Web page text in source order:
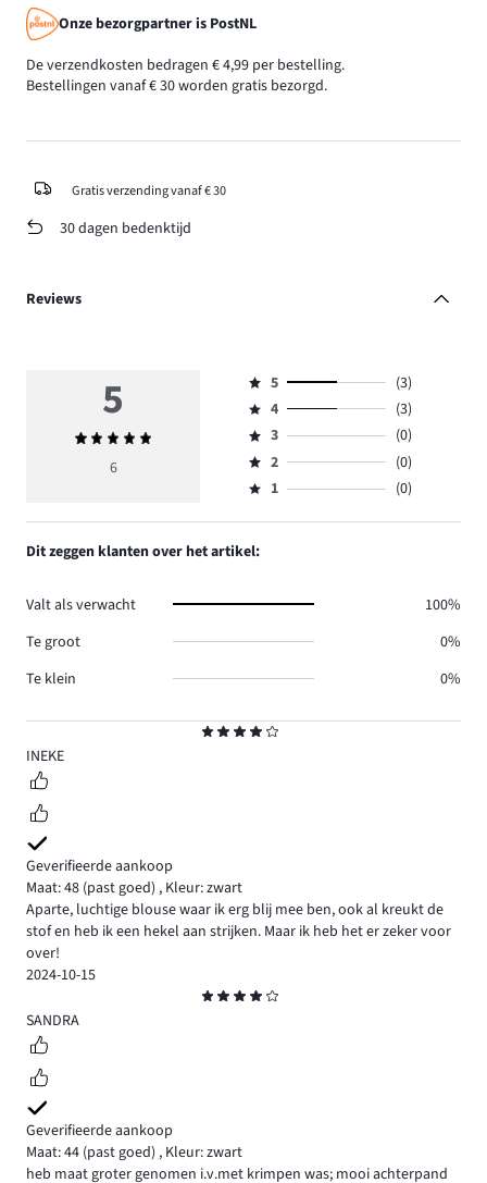
Onze bezorgpartner is PostNL
De verzendkosten bedragen € 4,99 per bestelling.
Bestellingen vanaf € 30 worden gratis bezorgd.
Gratis verzending vanaf € 30
30 dagen bedenktijd
Reviews
4
INEKE
Geverifieerde aankoop
Maat: 48 (past goed) , Kleur: zwart
Aparte, luchtige blouse waar ik erg blij mee ben, ook al kreukt de
stof en heb ik een hekel aan strijken. Maar ik heb het er zeker voor
over!
2024-10-15
4
SANDRA
Geverifieerde aankoop
Maat: 44 (past goed) , Kleur: zwart
heb maat groter genomen i.v.met krimpen was; mooi achterpand
5
Gemiddelde
beoordeling
6
Beoordeling
5,
aantal
reviews
3.
5
(3)
Beoordeling
4,
aantal
reviews
4
(3)
Beoordeling
3,
aantal
3
(0)
Beoordeling
2,
0.
2
(0)
Beoordeling
1,
aantal
reviews
1 (0)
Dit zeggen klanten over het artikel:
Valt als verwacht
100%
Te groot
0%
Te klein
0%